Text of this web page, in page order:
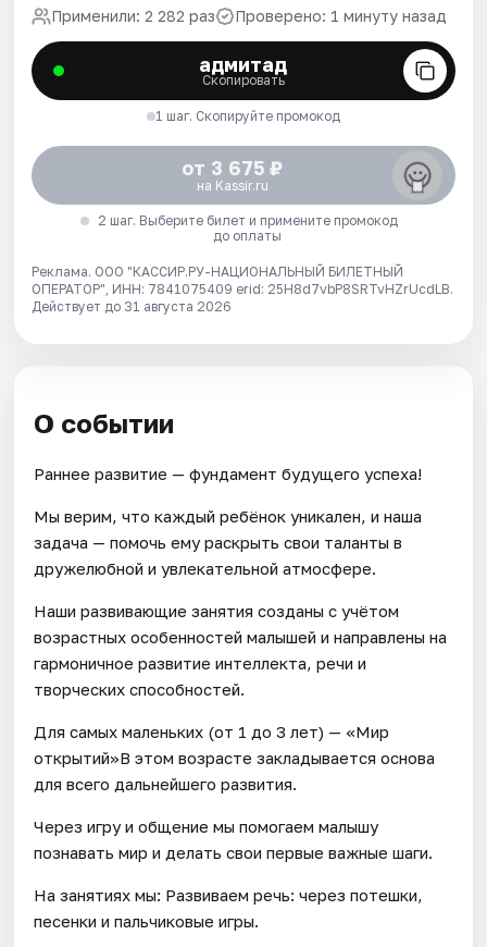
Применили: 2 282 раз Проверено: 1 минуту назад
адмитад
Скопировать
1 шаг. Скопируйте промокод
от 3 675 ₽
на Kassir.ru
2 шаг. Выберите билет и примените промокод
до оплаты
Реклама. ООО "КАССИР.РУ-НАЦИОНАЛЬНЫЙ БИЛЕТНЫЙ
ОПЕРАТОР", ИНН: 7841075409 erid: 25H8d7vbP8SRTvHZrUcdLB.
Действует до 31 августа 2026
О событии
Раннее развитие — фундамент будущего успеха!
Мы верим, что каждый ребёнок уникален, и наша
задача — помочь ему раскрыть свои таланты в
дружелюбной и увлекательной атмосфере.
Наши развивающие занятия созданы с учётом
возрастных особенностей малышей и направлены на
гармоничное развитие интеллекта, речи и
творческих способностей.
Для самых маленьких (от 1 до 3 лет) — «Мир
открытий»В этом возрасте закладывается основа
для всего дальнейшего развития.
Через игру и общение мы помогаем малышу
познавать мир и делать свои первые важные шаги.
На занятиях мы: Развиваем речь: через потешки,
песенки и пальчиковые игры.